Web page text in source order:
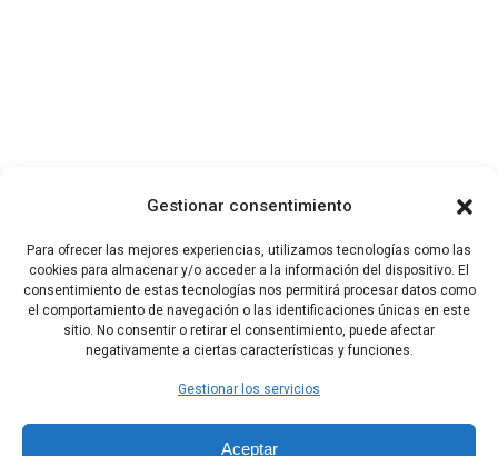
Gestionar consentimiento
Para ofrecer las mejores experiencias, utilizamos tecnologías como las
cookies para almacenar y/o acceder a la información del dispositivo. El
consentimiento de estas tecnologías nos permitirá procesar datos como
el comportamiento de navegación o las identificaciones únicas en este
sitio. No consentir o retirar el consentimiento, puede afectar
negativamente a ciertas características y funciones.
Gestionar los servicios
Aceptar